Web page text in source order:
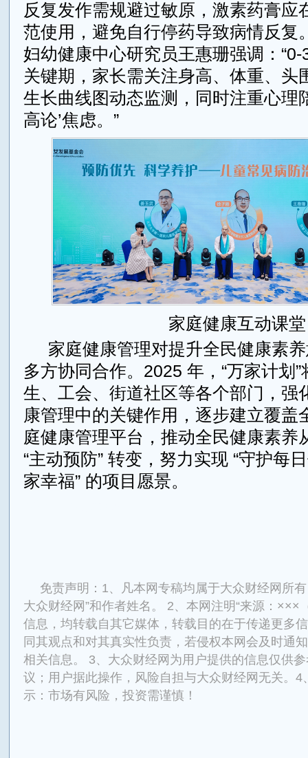
反复发作需规避过敏原，激素药膏应
范使用，避免自行停药导致病情反复
妇幼健康中心研究员王惠珊强调：
关键期，家长需关注身高、体重、头
生长曲线图动态监测，同时注重心理
高论’焦虑。”
家庭健康互动课堂
家庭健康管理对提升全民健康素
多方协同合作。2025 年，“万家计划
生、工会、街道社区等各个部门，强
康管理中的关键作用，逐步建立覆盖
庭健康管理平台，推动全民健康素养
“主动预防” 转变，努力实现 “守护每
家幸福” 的项目愿景。
免责声明：1、凡本网专稿均属于大众财经网所
大众财经网”和作者姓名。 2、本网注明“来源：×××
信息，均转载自其它媒体，转载目的在于传递更多
同其观点和对其真实性负责，若侵权本网会及时通
相关信息。 3、大众财经网为用户提供的信息仅供
议；用户据此操作，风险自担与大众财经网无关。4
示：市场有风险，投资需谨慎！